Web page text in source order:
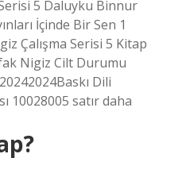
Serisi 5 Daluyku Binnur
İçinde Bir Sen 1
Çalışma Serisi 5 Kitap
Nigiz Cilt Durumu
Dili
10028005 satır daha